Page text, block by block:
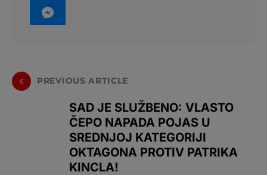
PREVIOUS ARTICLE
SAD JE SLUŽBENO: VLASTO
ČEPO NAPADA POJAS U
SREDNJOJ KATEGORIJI
OKTAGONA PROTIV PATRIKA
KINCLA!